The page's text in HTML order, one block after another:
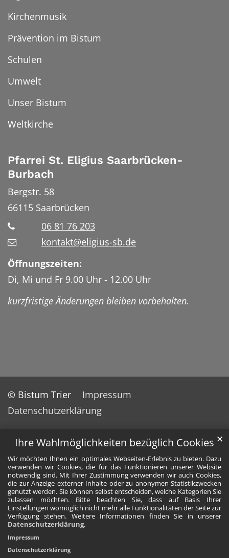
Ihre Wahlmöglichkeiten bezüglich Cookies
Wir möchten Ihnen ein optimales Webseiten-Erlebnis zu bieten. Dazu
verwenden wir Cookies, die für das Funktionieren unserer Website
notwendig sind. Mit Ihrer Zustimmung verwenden wir auch Cookies,
die zur Anzeige externer Inhalte oder zu anonymen Statistikzwecken
genutzt werden. Sie können selbst entscheiden, welche Kategorien Sie
zulassen möchten. Bitte beachten Sie, dass auf Basis Ihrer
Einstellungen womöglich nicht mehr alle Funktionalitäten der Seite zur
Verfügung stehen. Weitere Informationen finden Sie in unserer
Datenschutzerklärung.
✕
Impressum
Datenschutzerklärung
Kirchenmusik
Prävention im Bistum
Schulen
Umwelt
Unser Bistum
Weltkirche
Pfarrei St. Eligius Saarbrücken-
Burbach
Bergstr. 58
66115 Saarbrücken
06 81 76 203
kontakt@eligius-sb.de
Öffnungszeiten:
Di, Mi und Fr 9.00 Uhr - 12.00 Uhr
kurzfristige Änderungen bleiben vorbehalten.
© Bistum Trier
Impressum
Datenschutzerklärung